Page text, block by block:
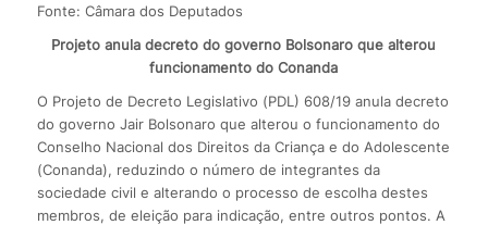
Fonte: Câmara dos Deputados
Projeto anula decreto do governo Bolsonaro que alterou
funcionamento do Conanda
O Projeto de Decreto Legislativo (PDL) 608/19 anula decreto
do governo Jair Bolsonaro que alterou o funcionamento do
Conselho Nacional dos Direitos da Criança e do Adolescente
(Conanda), reduzindo o número de integrantes da
sociedade civil e alterando o processo de escolha destes
membros, de eleição para indicação, entre outros pontos. A